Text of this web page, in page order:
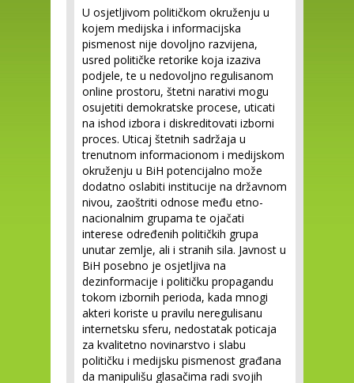
U osjetljivom političkom okruženju u
kojem medijska i informacijska
pismenost nije dovoljno razvijena,
usred političke retorike koja izaziva
podjele, te u nedovoljno regulisanom
online prostoru, štetni narativi mogu
osujetiti demokratske procese, uticati
na ishod izbora i diskreditovati izborni
proces. Uticaj štetnih sadržaja u
trenutnom informacionom i medijskom
okruženju u BiH potencijalno može
dodatno oslabiti institucije na državnom
nivou, zaoštriti odnose među etno-
nacionalnim grupama te ojačati
interese određenih političkih grupa
unutar zemlje, ali i stranih sila. Javnost u
BiH posebno je osjetljiva na
dezinformacije i političku propagandu
tokom izbornih perioda, kada mnogi
akteri koriste u pravilu neregulisanu
internetsku sferu, nedostatak poticaja
za kvalitetno novinarstvo i slabu
političku i medijsku pismenost građana
da manipulišu glasačima radi svojih